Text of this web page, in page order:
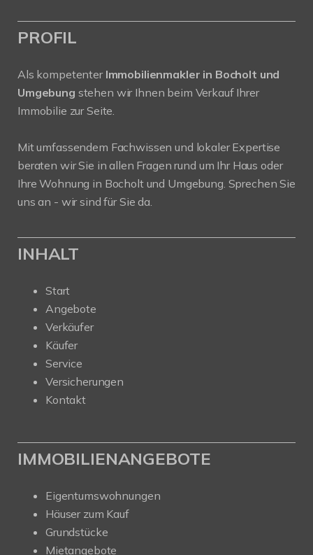
PROFIL
Als kompetenter Immobilienmakler in Bocholt und
Umgebung stehen wir Ihnen beim Verkauf Ihrer
Immobilie zur Seite.
Mit umfassendem Fachwissen und lokaler Expertise
beraten wir Sie in allen Fragen rund um Ihr Haus oder
Ihre Wohnung in Bocholt und Umgebung. Sprechen Sie
uns an - wir sind für Sie da.
INHALT
Start
Angebote
Verkäufer
Käufer
Service
Versicherungen
Kontakt
IMMOBILIENANGEBOTE
Eigentumswohnungen
Häuser zum Kauf
Grundstücke
Mietangebote